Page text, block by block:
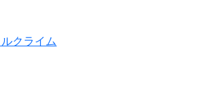
クライム